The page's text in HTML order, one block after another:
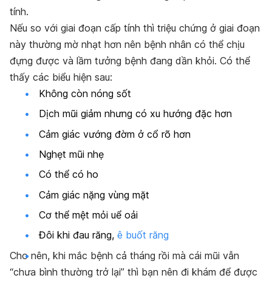
tính.
Nếu so với giai đoạn cấp tính thì triệu chứng ở giai đoạn
này thường mờ nhạt hơn nên bệnh nhân có thể chịu
đựng được và lầm tưởng bệnh đang dần khỏi. Có thể
thấy các biểu hiện sau:
Không còn nóng sốt
Dịch mũi giảm nhưng có xu hướng đặc hơn
Cảm giác vướng đờm ở cổ rõ hơn
Nghẹt mũi nhẹ
Có thể có ho
Cảm giác nặng vùng mặt
Cơ thể mệt mỏi uể oải
Đôi khi đau răng, ê buốt răng
Cho nên, khi mắc bệnh cả tháng rồi mà cái mũi vẫn
“chưa bình thường trở lại” thì bạn nên đi khám để được